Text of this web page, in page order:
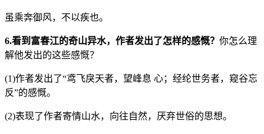
虽乘奔御风，不以疾也。
6.看到富春江的奇山异水，作者发出了怎样的感慨？ 你怎么理
解他发出的这些感慨？
(1)作者发出了“鸢飞戾天者，望峰息 心；经纶世务者，窥谷忘
反”的感慨。
(2)表现了作者寄情山水，向往自然，厌弃世俗的思想。